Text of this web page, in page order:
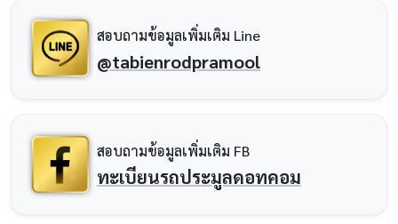
สอบถามข้อมูลเพิ่มเติม Line
@tabienrodpramool
สอบถามข้อมูลเพิ่มเติม FB
ทะเบียนรถประมูลดอทคอม